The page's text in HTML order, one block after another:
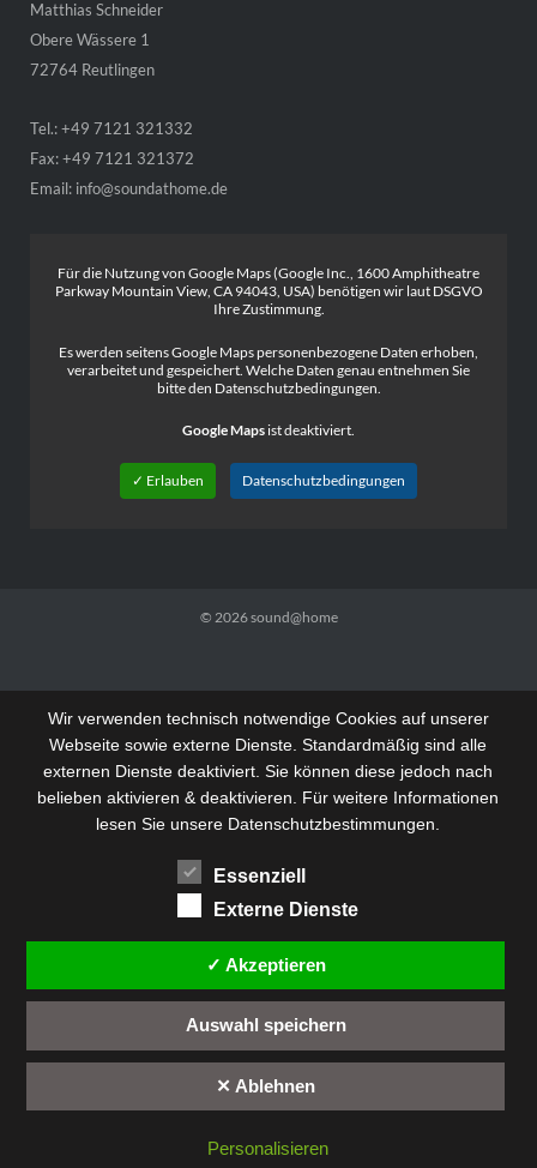
Matthias Schneider
Obere Wässere 1
72764 Reutlingen
Tel.: +49 7121 321332
Fax: +49 7121 321372
Email: info@soundathome.de
Für die Nutzung von Google Maps (Google Inc., 1600 Amphitheatre
Parkway Mountain View, CA 94043, USA) benötigen wir laut DSGVO
Ihre Zustimmung.
Es werden seitens Google Maps personenbezogene Daten erhoben,
verarbeitet und gespeichert. Welche Daten genau entnehmen Sie
bitte den Datenschutzbedingungen.
Google Maps ist deaktiviert.
✓ Erlauben Datenschutzbedingungen
© 2026sound@home
Wir verwenden technisch notwendige Cookies auf unserer
Webseite sowie externe Dienste. Standardmäßig sind alle
externen Dienste deaktiviert. Sie können diese jedoch nach
belieben aktivieren & deaktivieren. Für weitere Informationen
lesen Sie unsere Datenschutzbestimmungen.
Essenziell
Externe Dienste
✓ Akzeptieren
Auswahl speichern
✕ Ablehnen
Personalisieren